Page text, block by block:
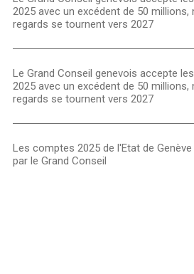
2025 avec un excédent de 50 millions,
regards se tournent vers 2027
Le Grand Conseil genevois accepte
2025 avec un excédent de 50 millions,
regards se tournent vers 2027
Les comptes 2025 de l'Etat de
par le Grand Conseil